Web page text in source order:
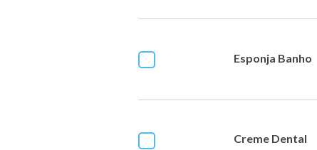
Esponja Banho
Creme Dental